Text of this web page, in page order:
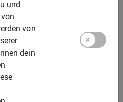
und
von
dein
8 Teilnehmer
wird ein zusätzlicher
wir mehrere Stadtführer